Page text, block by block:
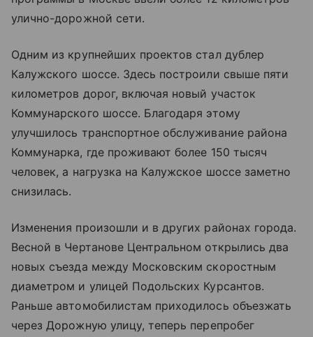
улично-дорожной сети.
Одним из крупнейших проектов стал дублер
Калужского шоссе. Здесь построили свыше пяти
километров дорог, включая новый участок
Коммунарского шоссе. Благодаря этому
улучшилось транспортное обслуживание района
Коммунарка, где проживают более 150 тысяч
человек, а нагрузка на Калужское шоссе заметно
снизилась.
Изменения произошли и в других районах города.
Весной в Чертанове Центральном открылись два
новых съезда между Московским скоростным
диаметром и улицей Подольских Курсантов.
Раньше автомобилистам приходилось объезжать
через Дорожную улицу, теперь перепробег